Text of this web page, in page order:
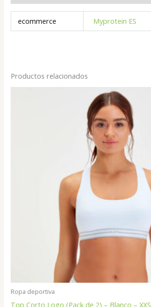
ecommerce Myprotein ES
Productos relacionados
Ropa deportiva
Top Corto Logo (Pack de 2) – Blanco – XXS